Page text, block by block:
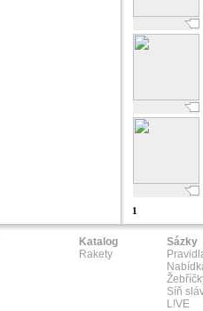
1
Katalog
Rakety
Sázky
Síň
L!VE